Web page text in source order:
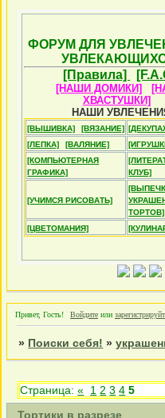
ФОРУМ ДЛЯ
[Правила]
[НАШИ ДОМИКИ]
ХВАСТУШКИ]
НАШИ
[ВЫШИВКА] [ВЯЗАНИЕ]
[ЛЕПКА]
[ВАЛЯНИЕ]
[КОМПЬЮТЕРНАЯ
ГРАФИКА]
КЛУБ]
[УЧИМСЯ РИСОВАТЬ]
ТОРТОВ]
[ЦВЕТОМАНИЯ]
Привет, Гость! Войдите или
» Поиски себя! »
Тортики в разрезе
Страница:« 1 2 3 4 5